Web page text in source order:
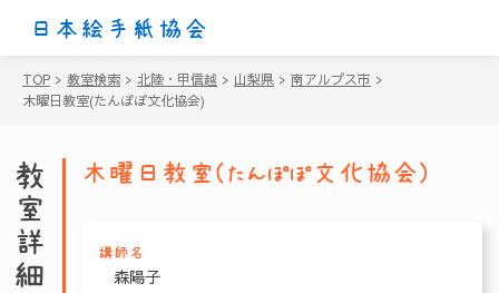
日本絵手紙協会
TOP > 教室検索 > 北陸・甲信越 > 山梨県 > 南アルプス市 >
木曜日教室(たんぽぽ文化協会)
教室詳細 木曜日教室(たんぽぽ文化協会)
講師名
森陽子